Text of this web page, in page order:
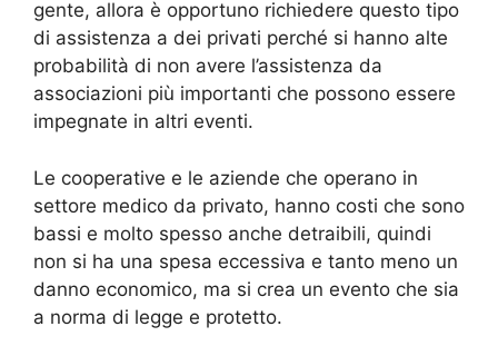
gente, allora è opportuno richiedere questo tipo
di assistenza a dei privati perché si hanno alte
probabilità di non avere l’assistenza da
associazioni più importanti che possono essere
impegnate in altri eventi.
Le cooperative e le aziende che operano in
settore medico da privato, hanno costi che sono
bassi e molto spesso anche detraibili, quindi
non si ha una spesa eccessiva e tanto meno un
danno economico, ma si crea un evento che sia
a norma di legge e protetto.